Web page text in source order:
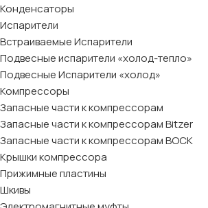
Конденсаторы
Испарители
Встраиваемые Испарители
Подвесные испарители «холод-тепло»
Подвесные Испарители «холод»
Компрессоры
Запасные части к компрессорам
Запасные части к компрессорам Bitzer
Запасные части к компрессорам BOCK
Крышки компрессора
Прижимные пластины
Шкивы